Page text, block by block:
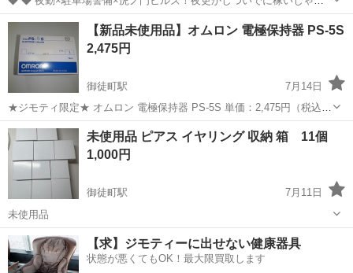
う☆ 虎ノ門ヒルズステーションタワーの駐車場で 誘導・案内などのシ
ンプル業務をお任せ！ 夜勤ならではの高日給だから 少ない勤務日数で
も効率的に稼げます！ ...
東京 台東区 御徒町駅 警備員
【新品未使用品】オムロン 電極保持器 PS-5S
2,475円
御徒町駅
7月14日
★ジモティ限定★ オムロン 電極保持器 PS-5S 単価：2,475円（税込
み） ※１社様、２個まで。 ※ご来社のお客様に限ります。 ※通販は
いたしません。
東京 台東区 御徒町駅 その他 電極
未使用品 ピアス イヤリング 収納 箱 11個
1,000円
御徒町駅
7月11日
未使用品
東京 台東区 御徒町駅
【求】ジモティーに出せない健康器具
状態が悪くてもOK！最大限買取します